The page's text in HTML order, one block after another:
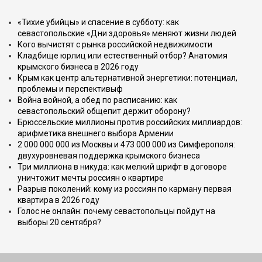
«Тихие убийцы» и спасение в субботу: как
севастопольские «Дни здоровья» меняют жизни людей
Кого вычистят с рынка российской недвижимости
Кладбище юрлиц или естественный отбор? Анатомия
крымского бизнеса в 2026 году
Крым как центр альтернативной энергетики: потенциал,
проблемы и перспективыф
Война войной, а обед по расписанию: как
севастопольский общепит держит оборону?
Брюссельские миллионы против российских миллиардов:
арифметика внешнего выбора Армении
2 000 000 000 из Москвы и 473 000 000 из Симферополя:
двухуровневая поддержка крымского бизнеса
Три миллиона в никуда: как мелкий шрифт в договоре
уничтожит мечты россиян о квартире
Разрыв поколений: кому из россиян по карману первая
квартира в 2026 году
Голос не онлайн: почему севастопольцы пойдут на
выборы 20 сентября?